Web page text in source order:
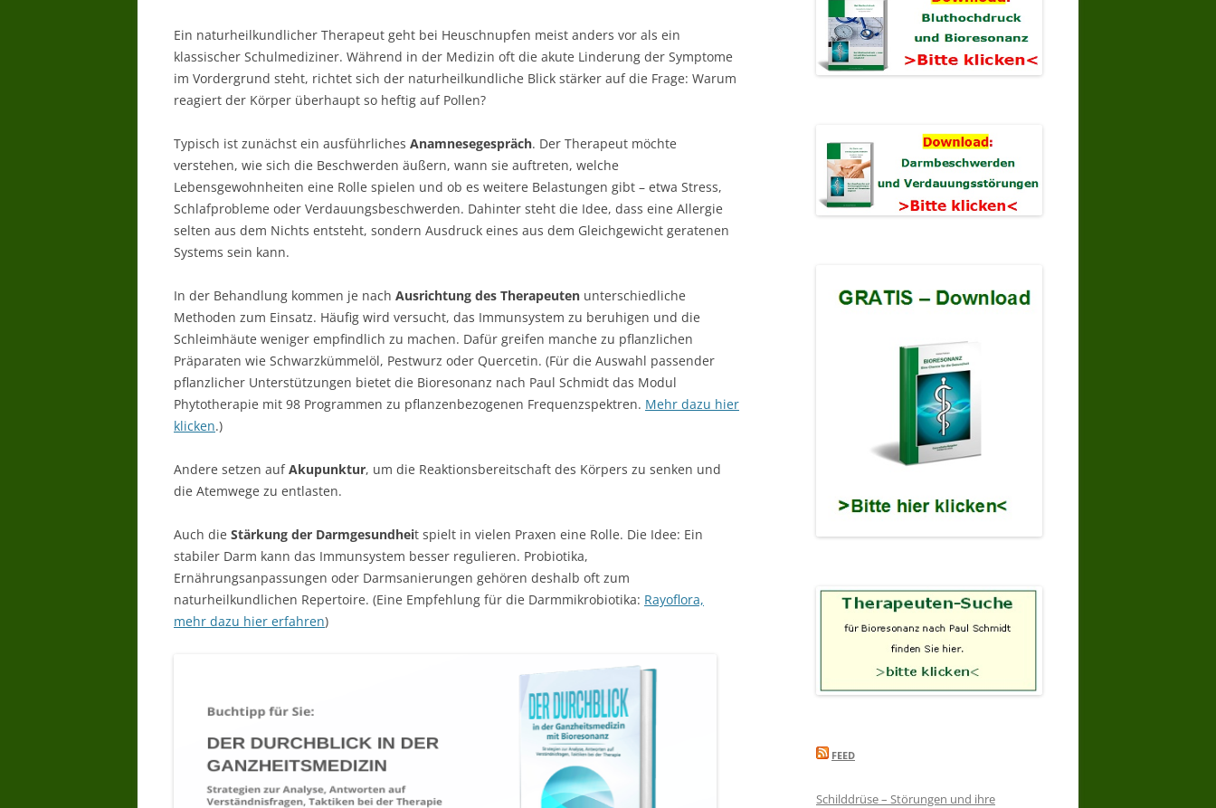
Ein naturheilkundlicher Therapeut geht bei Heuschnupfen meist anders vor als ein
klassischer Schulmediziner. Während in der Medizin oft die akute Linderung der Symptome
im Vordergrund steht, richtet sich der naturheilkundliche Blick stärker auf die Frage: Warum
reagiert der Körper überhaupt so heftig auf Pollen?
Typisch ist zunächst ein ausführliches Anamnesegespräch. Der Therapeut möchte
verstehen, wie sich die Beschwerden äußern, wann sie auftreten, welche
Lebensgewohnheiten eine Rolle spielen und ob es weitere Belastungen gibt – etwa Stress,
Schlafprobleme oder Verdauungsbeschwerden. Dahinter steht die Idee, dass eine Allergie
selten aus dem Nichts entsteht, sondern Ausdruck eines aus dem Gleichgewicht geratenen
Systems sein kann.
In der Behandlung kommen je nach Ausrichtung des Therapeuten unterschiedliche
Methoden zum Einsatz. Häufig wird versucht, das Immunsystem zu beruhigen und die
Schleimhäute weniger empfindlich zu machen. Dafür greifen manche zu pflanzlichen
Präparaten wie Schwarzkümmelöl, Pestwurz oder Quercetin. (Für die Auswahl passender
pflanzlicher Unterstützungen bietet die Bioresonanz nach Paul Schmidt das Modul
Phytotherapie mit 98 Programmen zu pflanzenbezogenen Frequenzspektren. Mehr dazu hier
klicken.)
Andere setzen aufAkupunktur, um die Reaktionsbereitschaft des Körpers zu senken und
die Atemwege zu entlasten.
Auch die Stärkung der Darmgesundheit spielt in vielen Praxen eine Rolle. Die Idee: Ein
stabiler Darm kann das Immunsystem besser regulieren. Probiotika,
Ernährungsanpassungen oder Darmsanierungen gehören deshalb oft zum
naturheilkundlichen Repertoire. (Eine Empfehlung für die Darmmikrobiotika: Rayoflora,
mehr dazu hier erfahren)
FEED
Schilddrüse – Störungen und ihre